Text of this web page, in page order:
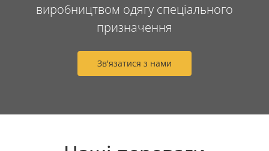
виробництвом одягу спеціального
призначення
Зв'язатися з нами